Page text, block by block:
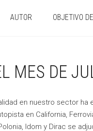
AUTOR OBJETIVO
MES DE
en nuestro sector
en California,
Idom y Dirac se